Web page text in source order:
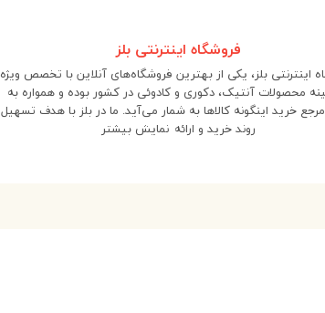
فروشگاه اینترنتی بلز
اینترنتی بلز، یکی از بهترین فروشگاه‌های آنلاین با تخصص ویژه
محصولات آنتیک، دکوری و کادوئی در کشور بوده و همواره به
خرید اینگونه کالاها به شمار می‌آید. ما در بلز با هدف تسهیل
روند خرید و ارائه نمایش بیشتر